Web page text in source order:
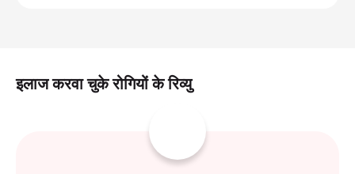
इलाज करवा चुके रोगियों के रिव्यु